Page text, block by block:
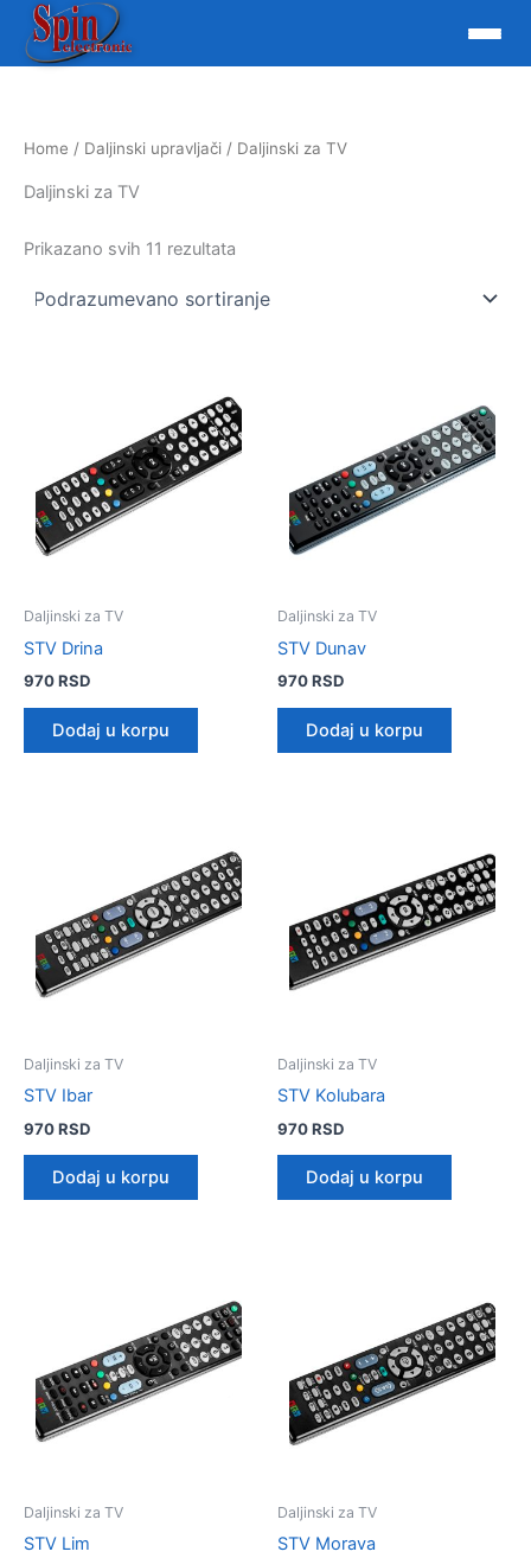
Home / Daljinski upravljači / Daljinski za TV
Daljinski za TV
Prikazano svih 11 rezultata
Daljinski za TV
STV Drina
970RSD
Dodaj u korpu
Daljinski za TV
STV Dunav
970RSD
Dodaj u korpu
Daljinski za TV
STV Ibar
970RSD
Dodaj u korpu
Daljinski za TV
STV Kolubara
970RSD
Dodaj u korpu
Daljinski za TV
STV Lim
Daljinski za TV
STV Morava